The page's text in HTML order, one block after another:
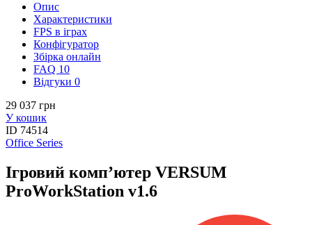
Опис
Характеристики
FPS в iграх
Конфігуратор
Збірка онлайн
FAQ 10
Вiдгуки 0
29 037 грн
У кошик
ID 74514
Office Series
Ігровий комп’ютер VERSUM
ProWorkStation v1.6